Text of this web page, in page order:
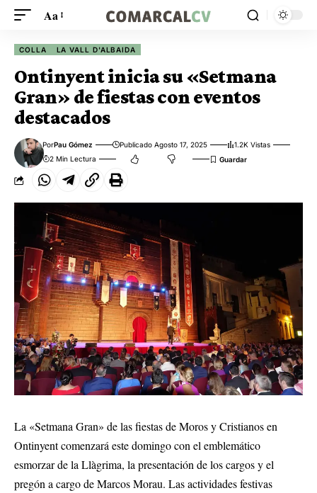
Aa
COLLA LA VALL D'ALBAIDA
Ontinyent inicia su «Setmana
Gran» de fiestas con eventos
destacados
PorPau Gómez Publicado Agosto 17, 2025
1.2K Vistas
2 Min Lectura
La «Setmana Gran» de las fiestas de Moros y Cristianos en
Ontinyent comenzará este domingo con el emblemático
esmorzar de la Llàgrima, la presentación de los cargos y el
pregón a cargo de Marcos Morau. Las actividades festivas